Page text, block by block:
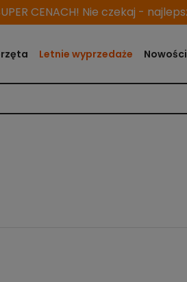
CENACH! Nie czekaj -
Letnie wyprzedaże Nowości